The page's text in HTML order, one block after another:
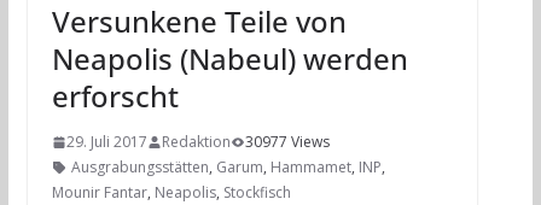
Versunkene Teile von
Neapolis (Nabeul) werden
erforscht
29. Juli 2017 Redaktion
30977 Views
Ausgrabungsstätten, Garum, Hammamet, INP,
Mounir Fantar, Neapolis, Stockfisch